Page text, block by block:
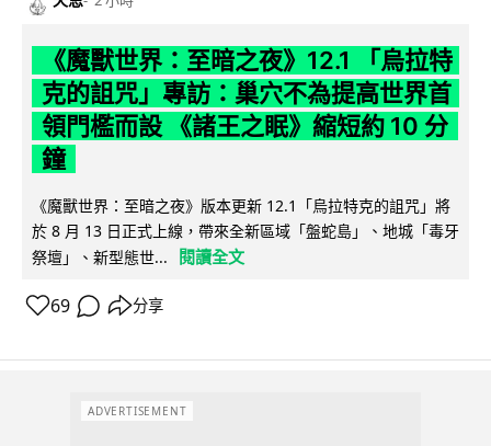
《魔獸世界：至暗之夜》12.1 「烏拉特
克的詛咒」專訪：巢穴不為提高世界首
領門檻而設 《諸王之眠》縮短約 10 分
鐘
《魔獸世界：至暗之夜》版本更新 12.1「烏拉特克的詛咒」將
於 8 月 13 日正式上線，帶來全新區域「盤蛇島」、地城「毒牙
祭壇」、新型態世...
閱讀全文
69 分享
ADVERTISEMENT